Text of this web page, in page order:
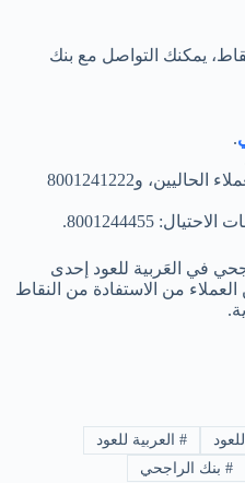
يمكنك التواصل مع بنك
.
خدمة العملاء: 920003344 للعملاء الحاليين، و8001241222
8001244455.
في العَربية للعود إحدى
العملاء من الاستفادة من النقاط
#العربية للعود
#بنك الراجحي